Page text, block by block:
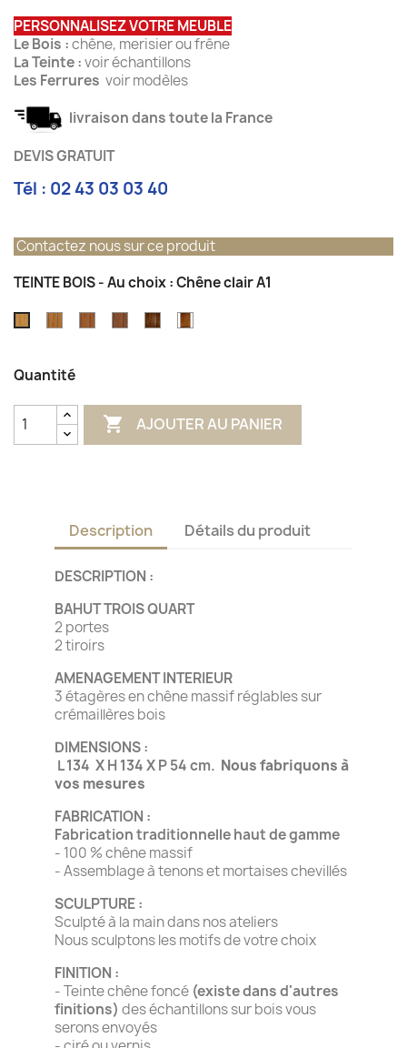
PERSONNALISEZ VOTRE MEUBLE
Le Bois :chêne, merisier ou frêne
La Teinte :voir échantillons
Les Ferrures voir modèles
livraison dans toute la France
DEVIS GRATUIT
Tél : 02 43 03 03 40
Contactez nous sur ce produit
TEINTE BOIS - Au choix : Chêne clair A1
ChêneChêne ChêneChêne
Quantité
 AJOUTER AU PANIER
Description Détails du produit
DESCRIPTION :
BAHUT TROIS QUART
2 portes
2 tiroirs
AMENAGEMENT INTERIEUR
3 étagères en chêne massif réglables sur
crémaillères bois
DIMENSIONS :
L 134 X H 134 X P 54 cm. Nous fabriquons à
vos mesures
FABRICATION :
Fabrication traditionnelle haut de gamme
- 100 % chêne massif
- Assemblage à tenons et mortaises chevillés
SCULPTURE :
Sculpté à la main dans nos ateliers
Nous sculptons les motifs de votre choix
FINITION :
- Teinte chêne foncé (existe dans d'autres
finitions) des échantillons sur bois vous
serons envoyés